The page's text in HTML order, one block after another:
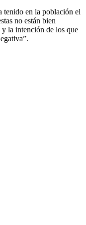
tenido en la población el
no están bien
y la intención de los que